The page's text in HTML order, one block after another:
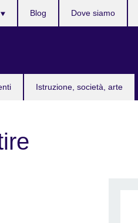
Istruzione, società, arte
Blog Dove siamo